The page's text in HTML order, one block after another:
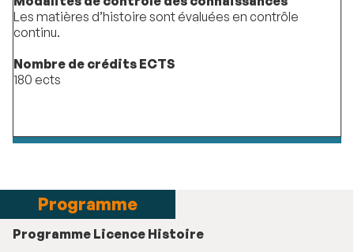
Les matières d’histoire sont évaluées en contrôle
continu.
Nombre de crédits ECTS
180 ects
Programme
Programme Licence Histoire